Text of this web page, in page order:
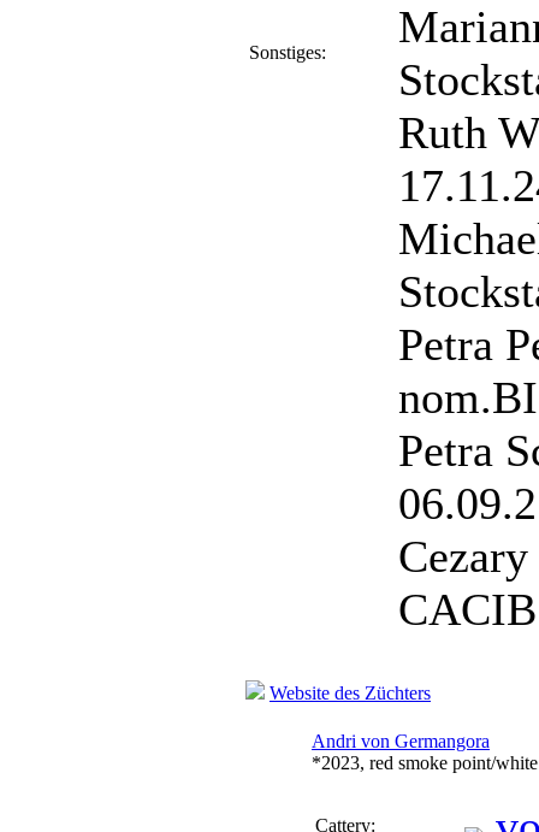
Sonstiges:
Ruth
Petra
Petra
Website des Züchters
Andri von Germangora
*2023, red smoke point/white
Cattery: